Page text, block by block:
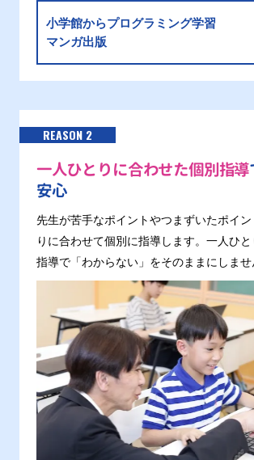
小学館からプログラミング学習
マンガ出版
REASON 2
一人ひとりに合わせた個別指導
安心
先生が苦手なポイントやつまずいたポイン
りに合わせて個別に指導します。一人ひ
指導で「わからない」をそのままにしませ